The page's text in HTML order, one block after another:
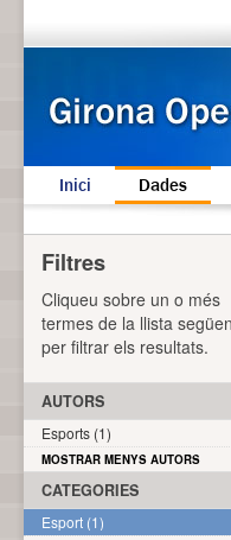
Inici Dades
Filtres
Cliqueu sobre un o més
termes de la llista
per filtrar els resultats.
AUTORS
Esports (1)
MOSTRAR MENYS AUTORS
CATEGORIES
Esport (1)